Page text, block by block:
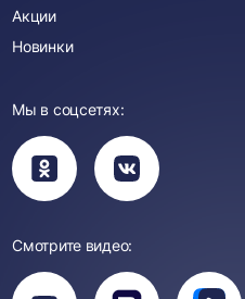
Акции
Новинки
Мы в соцсетях:
Вы
перейдете
в
группу
Вы
перейдете
в
группу
Смотрите видео:
Вы